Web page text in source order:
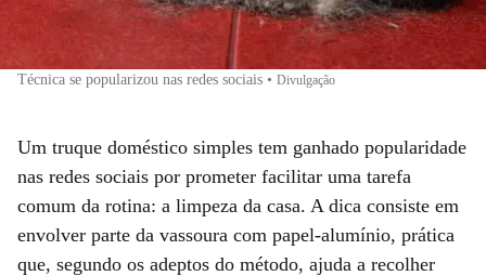
Técnica se popularizou nas redes sociais • Divulgação
Um truque doméstico simples tem ganhado popularidade
nas redes sociais por prometer facilitar uma tarefa
comum da rotina: a limpeza da casa. A dica consiste em
envolver parte da vassoura com papel-alumínio, prática
que, segundo os adeptos do método, ajuda a recolher